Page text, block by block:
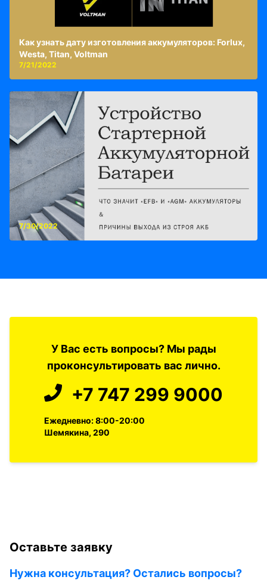
Как узнать дату изготовления аккумуляторов: Forlux,
Westa, Titan, Voltman
7/21/2022
7/30/2022
У Вас есть вопросы? Мы рады
проконсультировать вас лично.
+7 747 299 9000
Ежедневно: 8:00-20:00
Шемякина, 290
Оставьте заявку
Нужна консультация? Остались вопросы?